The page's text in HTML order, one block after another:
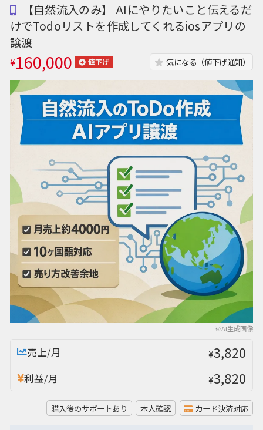
※AI生成画像
【自然流入のみ】 AIにやりたいこと伝えるだ
けでTodoリストを作成してくれるiosアプリの
譲渡
¥160,000 値下げ 気になる（値下げ通知）
売上/月 ¥3,820
利益/月 ¥3,820
購入後のサポートあり 本人確認 カード決済対応